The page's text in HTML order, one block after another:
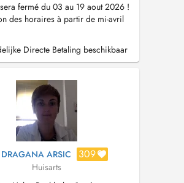
fermé du 03 au 19 aout 2026 !
des horaires à partir de mi-avril
sera ouvert les lundi mercredi
toute la journée et le mardi
Le cabinet sera fermé le
sur rende...
Directe Betaling beschikbaar
DRAGANA ARSIC 309
Huisarts